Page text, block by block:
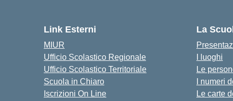
Link Esterni
MIUR
Ufficio Scolastico Regionale
Ufficio Scolastico Territoriale
Scuola in Chiaro
Iscrizioni On Line
La
I luoghi
Le
I numeri
Le carte